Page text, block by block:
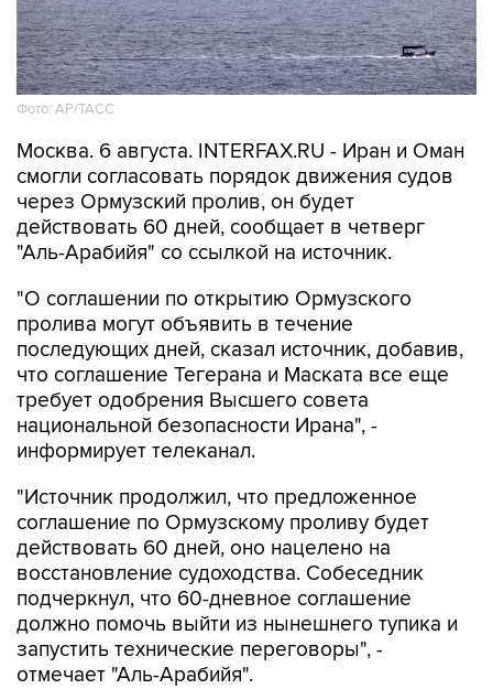
Фото: AP/ТАСС
Москва. 6 августа. INTERFAX.RU - Иран и Оман
смогли согласовать порядок движения судов
через Ормузский пролив, он будет
действовать 60 дней, сообщает в четверг
"Аль-Арабийя" со ссылкой на источник.
"О соглашении по открытию Ормузского
пролива могут объявить в течение
последующих дней, сказал источник, добавив,
что соглашение Тегерана и Маската все еще
требует одобрения Высшего совета
национальной безопасности Ирана", -
информирует телеканал.
"Источник продолжил, что предложенное
соглашение по Ормузскому проливу будет
действовать 60 дней, оно нацелено на
восстановление судоходства. Собеседник
подчеркнул, что 60-дневное соглашение
должно помочь выйти из нынешнего тупика и
запустить технические переговоры", -
отмечает "Аль-Арабийя".